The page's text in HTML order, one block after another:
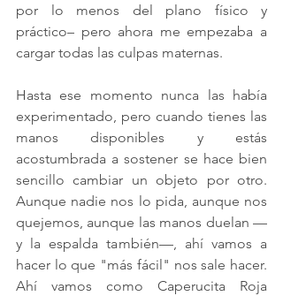
por lo menos del plano físico y
práctico– pero ahora me empezaba a
cargar todas las culpas maternas.
Hasta ese momento nunca las había
experimentado, pero cuando tienes las
manos disponibles y estás
acostumbrada a sostener se hace bien
sencillo cambiar un objeto por otro.
Aunque nadie nos lo pida, aunque nos
quejemos, aunque las manos duelan —
y la espalda también—, ahí vamos a
hacer lo que "más fácil" nos sale hacer.
Ahí vamos como Caperucita Roja